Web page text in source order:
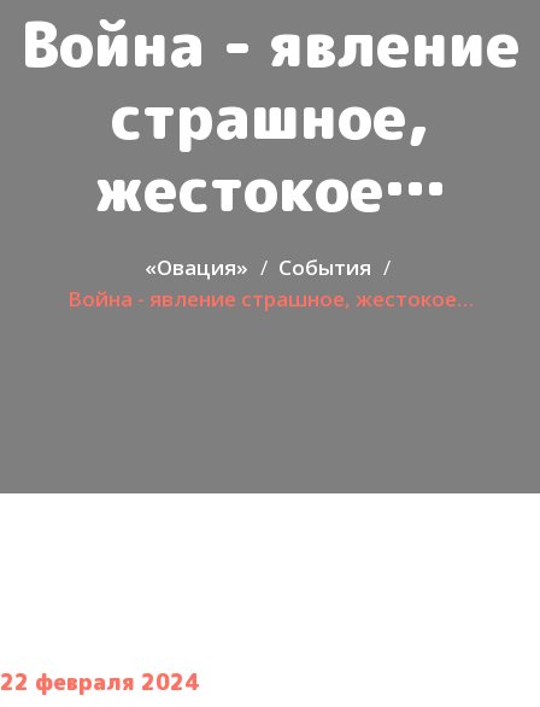
Война - явление
страшное,
жестокое…
«Овация»
События
Война - явление страшное, жестокое…
22 февраля 2024